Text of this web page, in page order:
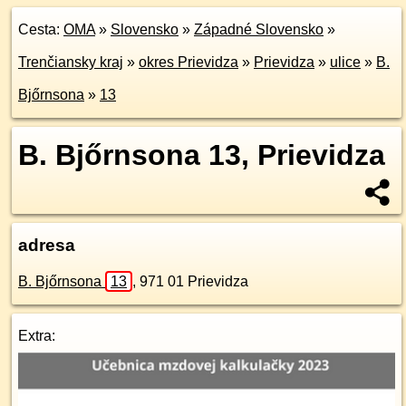
Cesta: OMA» Slovensko » Západné Slovensko »
Trenčiansky kraj » okres Prievidza » Prievidza » ulice » B.
Bjőrnsona » 13
B. Bjőrnsona 13, Prievidza
adresa
B. Bjőrnsona 13 , 971 01 Prievidza
Extra: